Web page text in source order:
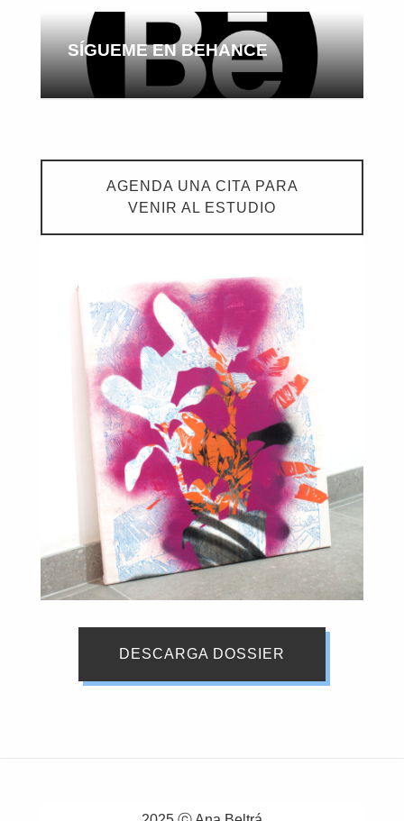
SÍGUEME EN BEHANCE
AGENDA UNA CITA PARA
VENIR AL ESTUDIO
DESCARGA DOSSIER